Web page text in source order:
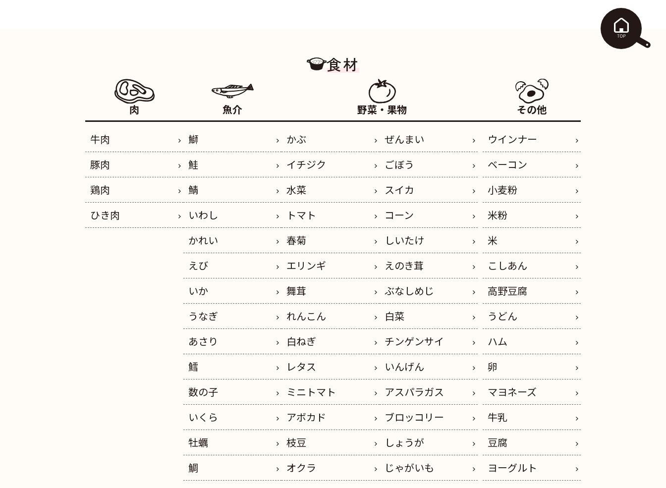
食材
肉
牛肉
豚肉
鶏肉
ひき肉
魚介
鰤
鮭
鯖
いわし
かれい
えび
いか
うなぎ
あさり
鱈
数の子
いくら
牡蠣
鯛
野菜・果物
かぶ
ぜんまい
イチジク
ごぼう
水菜
スイカ
トマト
コーン
春菊
しいたけ
エリンギ
えのき茸
舞茸
ぶなしめじ
れんこん
白菜
白ねぎ
チンゲンサイ
レタス
いんげん
ミニトマト
アスパラガス
アボカド
ブロッコリー
枝豆
しょうが
オクラ
じゃがいも
その他
ウインナー
ベーコン
小麦粉
米粉
米
こしあん
高野豆腐
うどん
ハム
卵
マヨネーズ
牛乳
豆腐
ヨーグルト